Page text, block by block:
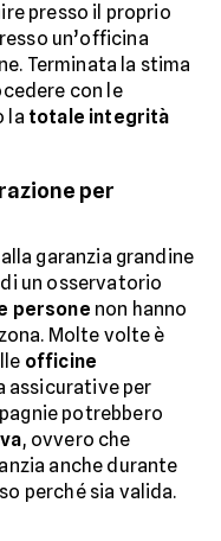
presso il proprio
un’officina
Terminata la stima
con le
la totale integrità
per
garanzia grandine
un osservatorio
persone non hanno
Molte volte è
officine
assicurative per
potrebbero
, ovvero che
anche durante
perché sia valida.